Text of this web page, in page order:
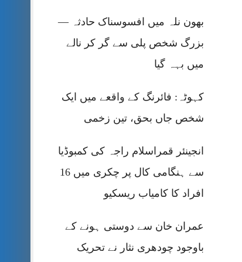
بھون نلہ میں افسوسناک حادثہ —
بزرگ شخص پلی سے گر کر نالے
میں بہہ گیا
کہوٹہ: فائرنگ کے واقعے میں ایک
شخص جاں بحق، تین زخمی
انجینئر قمراسلام راجہ کی کمبوڈیا
سے ہنگامی کال پر چکری میں 16
افراد کا کامیاب ریسکیو
عمران خان سے دوستی ہونے کے
باوجود چودھری نثار نے تحریک